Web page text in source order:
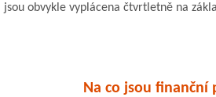
jsou obvykle vyplácena čtvrtletně na
Na co jsou finanční